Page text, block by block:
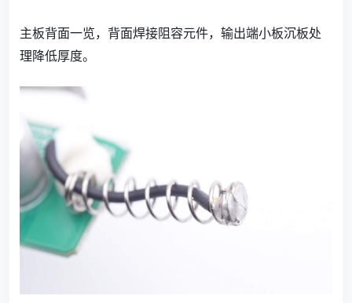
主板背面一览，背面焊接阻容元件，输出端小板沉板处
理降低厚度。